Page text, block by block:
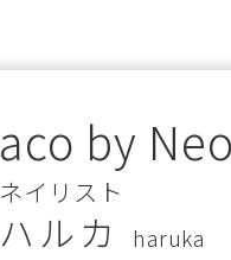
aco by
ネイリスト
ハルカ
haruka